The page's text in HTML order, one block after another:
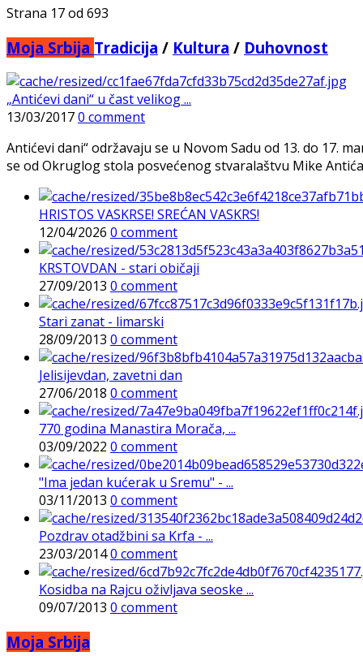
Strana 17 od 693
Moja Srbija Tradicija / Kultura / Duhovnost
„Antićevi dani“ u čast velikog ...
13/03/20170 comment
Antićevi dani“ održavaju se u Novom Sadu od 13. do 17.
se od Okruglog stola posvećenog stvaralaštvu Mike
HRISTOS VASKRSE! SREĆAN VASKRS!
12/04/2026 0 comment
KRSTOVDAN - stari običaji
27/09/2013 0 comment
Stari zanat - limarski
28/09/2013 0 comment
Jelisijevdan, zavetni dan
27/06/2018 0 comment
770 godina Manastira Morača, ...
03/09/2022 0 comment
"Ima jedan kućerak u Sremu" - ...
03/11/2013 0 comment
Pozdrav otadžbini sa Krfa - ...
23/03/20140 comment
Kosidba na Rajcu oživljava seoske ...
09/07/2013 0 comment
Moja Srbija